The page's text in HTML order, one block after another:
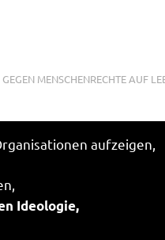
MENSCHENRECHTE AUF
aufzeigen,
Ideologie,